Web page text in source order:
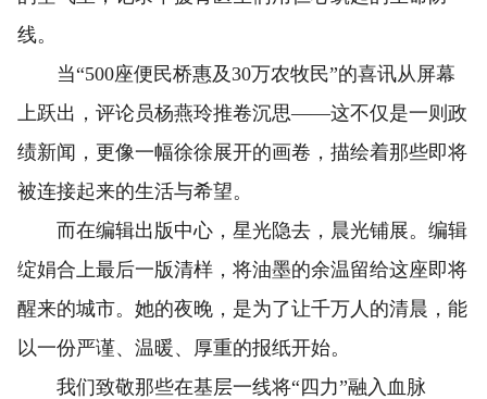
线。
当“500座便民桥惠及30万农牧民”的喜讯从屏幕
上跃出，评论员杨燕玲推卷沉思——这不仅是一则政
绩新闻，更像一幅徐徐展开的画卷，描绘着那些即将
被连接起来的生活与希望。
而在编辑出版中心，星光隐去，晨光铺展。编辑
绽娟合上最后一版清样，将油墨的余温留给这座即将
醒来的城市。她的夜晚，是为了让千万人的清晨，能
以一份严谨、温暖、厚重的报纸开始。
我们致敬那些在基层一线将“四力”融入血脉